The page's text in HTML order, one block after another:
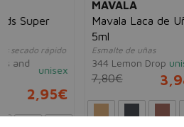
Mavala Laca de Uñas
Esmalte de uñas
344 Lemon Drop unisex
7,80€ 3,98€